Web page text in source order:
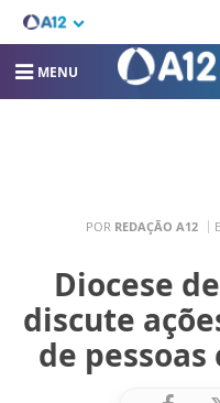
MENU
POR REDAÇÃO A12
Diocese
discute
de